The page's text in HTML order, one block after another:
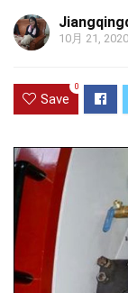
10月 21, 2020
Save
0